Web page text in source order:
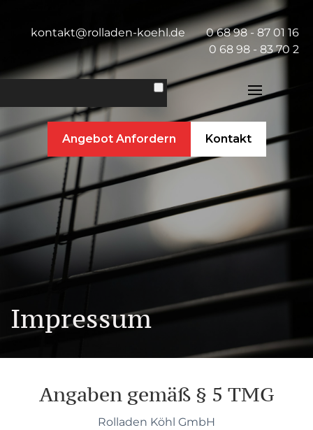
kontakt@rolladen-koehl.de
0 68 98 - 87 01 16
0 68 98 - 83 70 2
Home
Referenzen
Jobs
Kontakt
Angebot Anfordern Kontakt
Impressum
Angaben gemäß § 5 TMG
Rolladen Köhl GmbH